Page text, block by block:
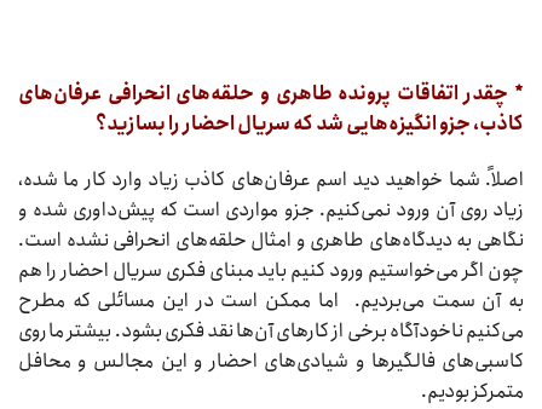
* چقدر اتفاقات پرونده طاهری و حلقه‌های انحرافی عرفان‌های
کاذب، جزو انگیزه‌هایی شد که سریال احضار را بسازید؟
اصلاً. شما خواهید دید اسم عرفان‌های کاذب زیاد وارد کار ما شده،
زیاد روی آن ورود نمی‌کنیم. جزو مواردی است که پیش‌داوری شده و
نگاهی به دیدگاه‌های طاهری و امثال حلقه‌های انحرافی نشده است.
چون اگر می‌خواستیم ورود کنیم باید مبنای فکری سریال احضار را هم
به آن سمت می‌بردیم. اما ممکن است در این مسائلی که مطرح
می‌کنیم ناخودآگاه برخی از کارهای آن‌ها نقد فکری بشود. بیشتر ما روی
کاسبی‌های فالگیرها و شیادی‌های احضار و این مجالس و محافل
متمرکز بودیم.